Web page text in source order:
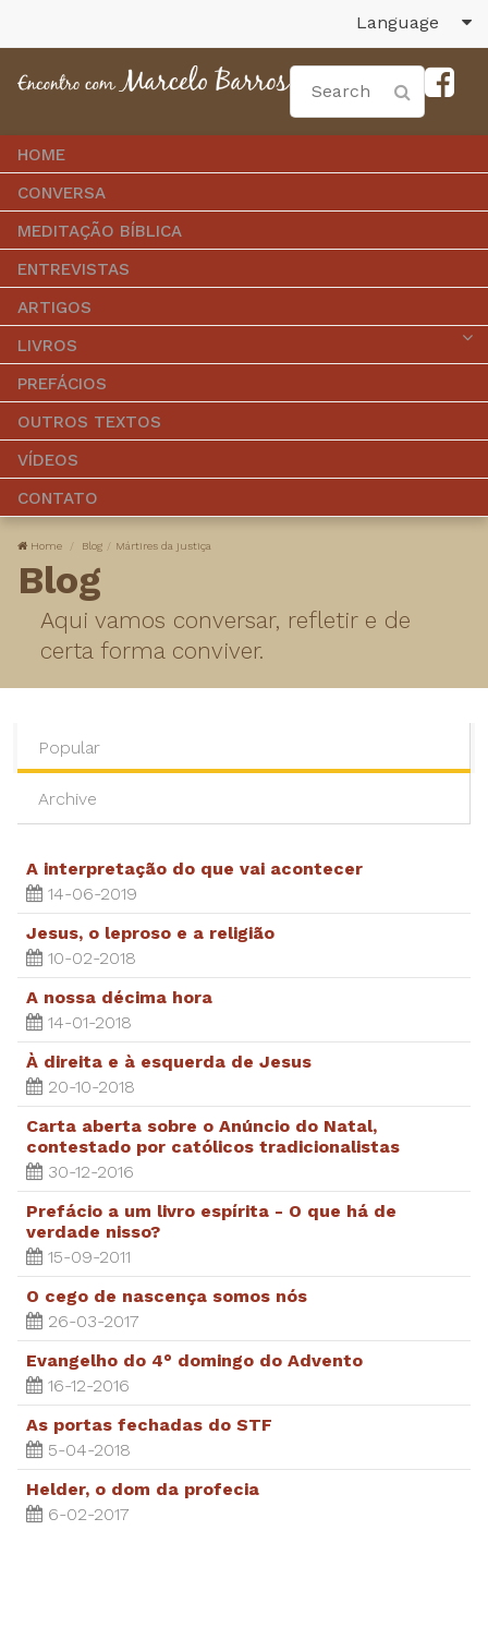
Language
HOME
CONVERSA
MEDITAÇÃO BÍBLICA
ENTREVISTAS
ARTIGOS
LIVROS
PREFÁCIOS
OUTROS TEXTOS
VÍDEOS
CONTATO
Home Blog Mártires da justiça
Blog
Aqui vamos conversar, refletir e de
certa forma conviver.
Popular
Archive
A interpretação do que vai acontecer
14-06-2019
Jesus, o leproso e a religião
10-02-2018
A nossa décima hora
14-01-2018
À direita e à esquerda de Jesus
20-10-2018
Carta aberta sobre o Anúncio do Natal,
contestado por católicos tradicionalistas
30-12-2016
Prefácio a um livro espírita - O que há de
verdade nisso?
15-09-2011
O cego de nascença somos nós
26-03-2017
Evangelho do 4° domingo do Advento
16-12-2016
As portas fechadas do STF
5-04-2018
Helder, o dom da profecia
6-02-2017